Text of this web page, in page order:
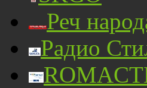
Реч
Радио